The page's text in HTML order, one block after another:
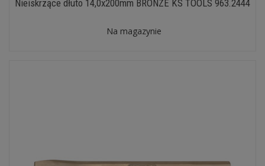
Nieiskrzące dłuto 14,0x200mm BRONZE KS TOOLS 963.2444
Na magazynie